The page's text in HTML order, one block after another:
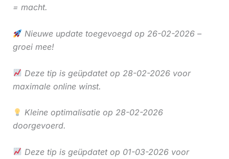
= macht.
Nieuwe update toegevoegd op 26-02-2026 –
groei mee!
Deze tip is geüpdatet op 28-02-2026 voor
maximale online winst.
Kleine optimalisatie op 28-02-2026
doorgevoerd.
Deze tip is geüpdatet op 01-03-2026 voor